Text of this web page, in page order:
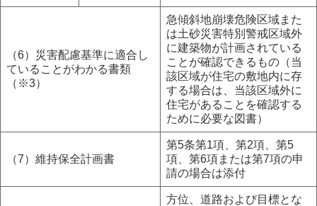
（6）災害配慮基準に適合し
ていることがわかる書類
（※3）
急傾斜地崩壊危険区域また
は土砂災害特別警戒区域外
に建築物が計画されている
ことが確認できるもの（当
該区域が住宅の敷地内に存
する場合は、当該区域外に
住宅があることを確認する
ために必要な図書）
（7）維持保全計画書
第5条第1項、第2項、第5
項、第6項または第7項の申
請の場合は添付
方位、道路および目標とな